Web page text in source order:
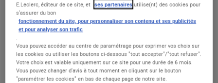
CULTURE & LOISIRS|16.04.22
Depuis sa création, la lecture et le plaisir de
lire sont une grande cause pour le festival
Culturissimo et les Espaces Culturels
E.Leclerc. Après deux éditions perturbées par
E.Leclerc, éditeur de ce site, et ses partenaires utilise(nt) des cookies pour
s'assurer du bon
fonctionnement du site, pour personnaliser son contenu et ses publicités
et pour analyser son trafic
.
Vous pouvez accéder au centre de paramétrage pour exprimer vos choix sur
les cookies ou utiliser les boutons ci-dessous "tout accepter"/"tout refuser".
Votre choix est valable uniquement sur ce site pour une durée de 6 mois.
Vous pouvez changer d'avis à tout moment en cliquant sur le bouton
"paramétrer les cookies" en bas de chaque page de notre site.